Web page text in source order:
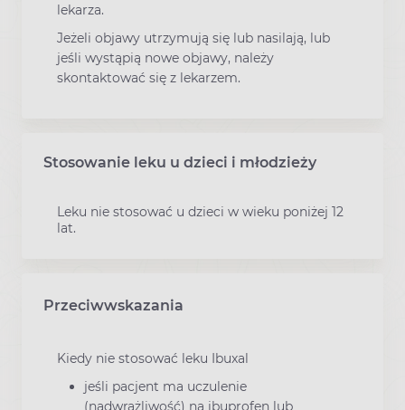
lekarza.
Jeżeli objawy utrzymują się lub nasilają, lub
jeśli wystąpią nowe objawy, należy
skontaktować się z lekarzem.
Stosowanie leku u dzieci i młodzieży
Leku nie stosować u dzieci w wieku poniżej 12
lat.
Przeciwwskazania
Kiedy nie stosować leku Ibuxal
jeśli pacjent ma uczulenie
(nadwrażliwość) na ibuprofen lub